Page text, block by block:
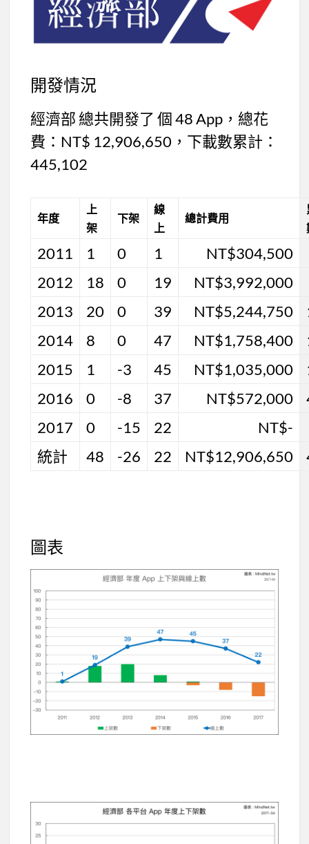
開發情況
經濟部 總共開發了 個 48 App，總花
費：NT$ 12,906,650，下載數累計：
445,102
年度
上
架
下架
線
上
總計費用
2011 1 0 1
NT$304,500
2012
18 0 19
NT$3,992,000
2013
20 0 39 NT$5,244,750
2014
8 0 47 NT$1,758,400
2015
1 -3 45 NT$1,035,000
2016
0 -8 37 NT$572,000
2017
0 -15 22
NT$-
統計
48 -26 22 NT$12,906,650
圖表